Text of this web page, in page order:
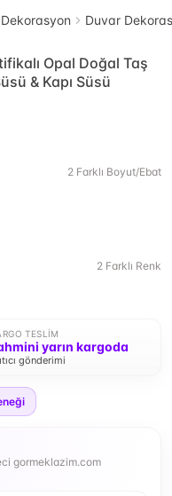
Duvar
Opal Doğal Taş
& Kapı Süsü
2 Farklı Boyut/Ebat
2 Farklı Renk
TESLIM
yarın kargoda
gönderimi
gormeklazim.com